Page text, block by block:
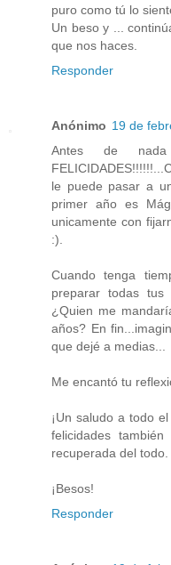
puro como tú lo
Un beso y ...
que nos haces.
Responder
Anónimo 19 de
Antes de
le puede pasar a
primer año es
unicamente con
:).
Cuando tenga
preparar todas tus
¿Quien me
años? En
que dejé a medias...
Me encantó tu
¡Un saludo a todo
felicidades
recuperada del todo.
¡Besos!
Responder